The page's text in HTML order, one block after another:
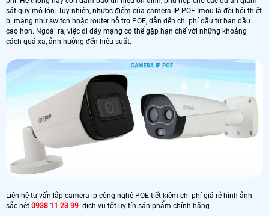
sát quy mô lớn. Tuy nhiên, nhược điểm của camera IP POE Imou là đòi hỏi thiết
bị mạng như switch hoặc router hỗ trợ POE, dẫn đến chi phí đầu tư ban đầu
cao hơn. Ngoài ra, việc đi dây mạng có thể gặp hạn chế với những khoảng
cách quá xa, ảnh hưởng đến hiệu suất.
Liên hệ tư vấn lắp camera ip công nghệ POE tiết kiệm chi phí giá rẻ hình ảnh
sắc nét 0938 11 23 99 dịch vụ tốt uy tín sản phẩm chính hãng